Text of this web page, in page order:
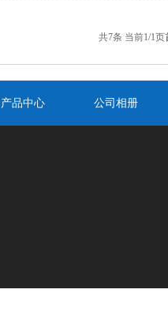
共7条 当前1/1页
产品中心 公司相册